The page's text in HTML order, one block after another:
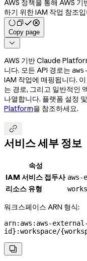
AWS 정책을 통해 AWS
하기 위한 IAM 작업 참조
Copy page

AWS 기반 Claude
니다. 모든 API 경로는
IAM 작업에 매핑됩니다.
는 경로, 그리고 일반적인
나열합니다. 플랫폼 설정
Platform을 참조하세요.

서비스 세부 정보
속성
IAM 서비스 접두사
리소스 유형
워크스페이스 ARN 형식:
arn:aws:aws-
id}:workspace/
